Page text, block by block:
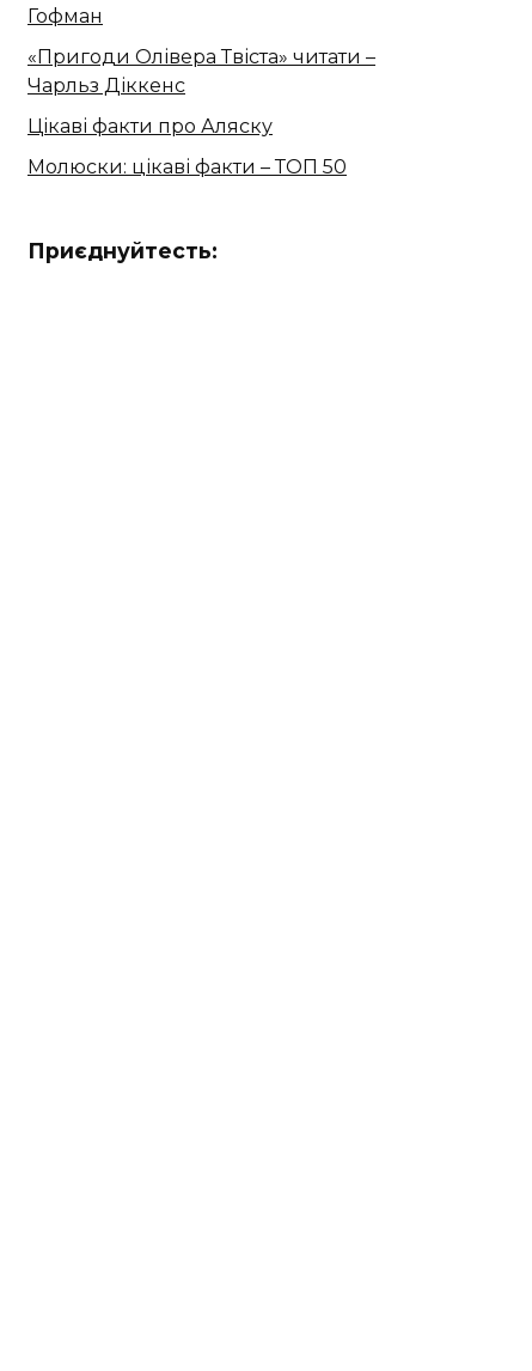
Гофман
«Пригоди Олівера Твіста» читати –
Чарльз Діккенс
Цікаві факти про Аляску
Молюски: цікаві факти – ТОП 50
Приєднуйтесть: